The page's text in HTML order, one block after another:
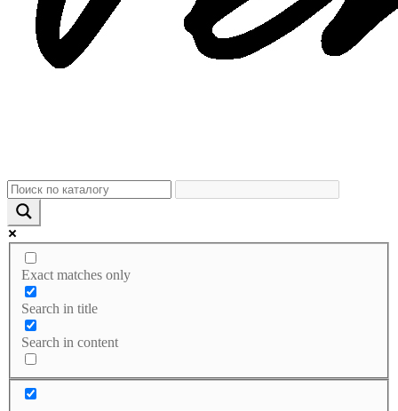
Exact matches only
Search in title
Search in content